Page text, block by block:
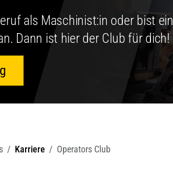
als Maschinist:in oder bist ein
Dann ist hier der Club für dich!
Karriere Operators Club